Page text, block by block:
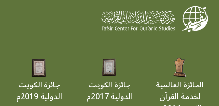
الجائزة العالمية
لخدمة القرآن
جائزة الكويت
الدولية 2017م
جائزة الكويت
الدولية 2019م